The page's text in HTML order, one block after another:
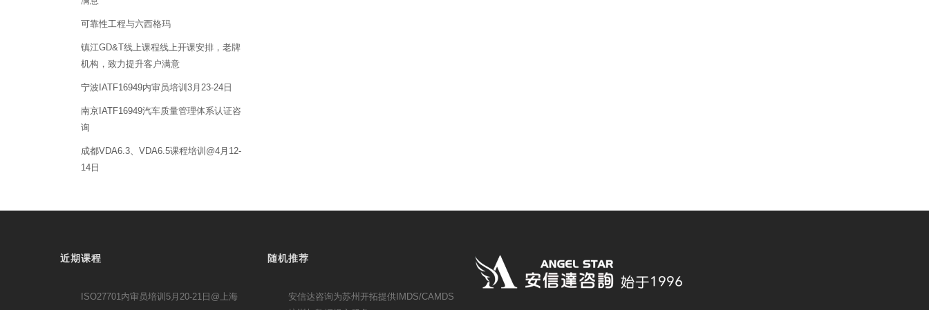
可靠性工程与六西格玛
镇江GD&T线上课程线上开课安排，老牌
机构，致力提升客户满意
宁波IATF16949内审员培训3月23-24日
南京IATF16949汽车质量管理体系认证咨
询
成都VDA6.3、VDA6.5课程培训@4月12-
14日
近期课程
ISO27701内审员培训5月20-21日@上海
随机推荐
安信达咨询为苏州开拓提供IMDS/CAMDS